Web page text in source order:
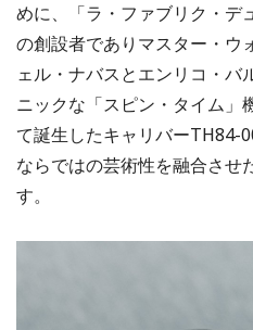
めに、「ラ・ファブリク・デ
の創設者でありマスター・ウ
ェル・ナバスとエンリコ・バ
ニックな「スピン・タイム」
て誕生したキャリバーTH84-
ならではの芸術性を融合させ
す。